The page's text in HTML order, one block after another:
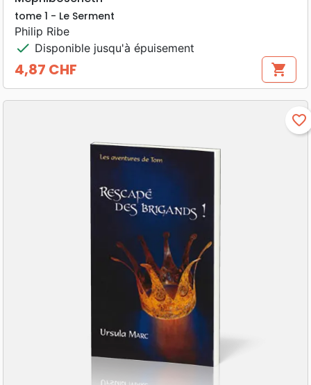
tome 1 - Le Serment
Philip Ribe
check Disponible jusqu'à épuisement
Prix
4,87 CHF shopping_cart
favorite_border